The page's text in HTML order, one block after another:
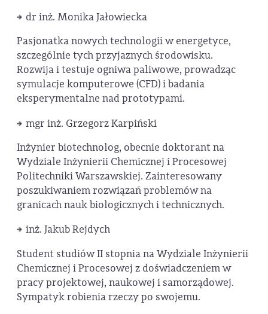
dr inż. Monika Jałowiecka
Pasjonatka nowych technologii w energetyce,
szczególnie tych przyjaznych środowisku.
Rozwija i testuje ogniwa paliwowe, prowadząc
symulacje komputerowe (CFD) i badania
eksperymentalne nad prototypami.
mgr inż. Grzegorz Karpiński
Inżynier biotechnolog, obecnie doktorant na
Wydziale Inżynierii Chemicznej i Procesowej
Politechniki Warszawskiej. Zainteresowany
poszukiwaniem rozwiązań problemów na
granicach nauk biologicznych i technicznych.
inż. Jakub Rejdych
Student studiów II stopnia na Wydziale Inżynierii
Chemicznej i Procesowej z doświadczeniem w
pracy projektowej, naukowej i samorządowej.
Sympatyk robienia rzeczy po swojemu.